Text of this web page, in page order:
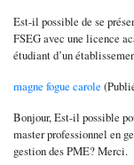
Est-il possible de se
FSEG avec une licence
étudiant d’un
magne fogue carole
Bonjour, Est-il possible
master professionnel en
gestion des PME? Merci.